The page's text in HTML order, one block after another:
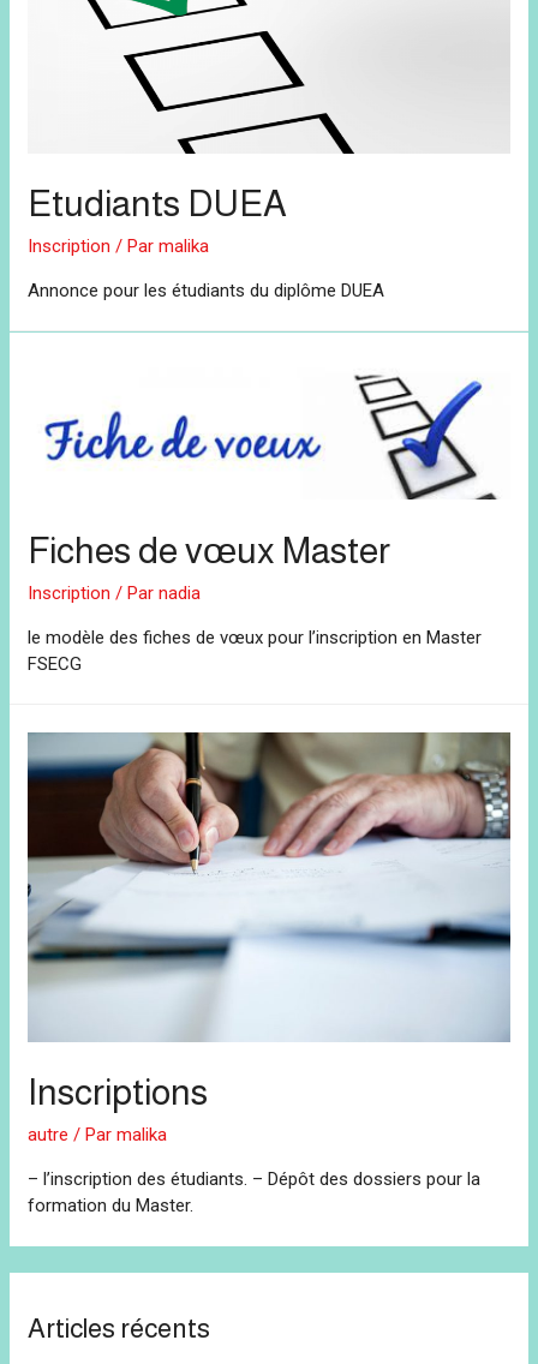
Etudiants DUEA
Inscription / Parmalika
Annonce pour les étudiants du diplôme DUEA
Fiches de vœux Master
Inscription / Parnadia
le modèle des fiches de vœux pour l’inscription en Master
FSECG
Inscriptions
autre / Parmalika
– l’inscription des étudiants. – Dépôt des dossiers pour la
formation du Master.
Articles récents